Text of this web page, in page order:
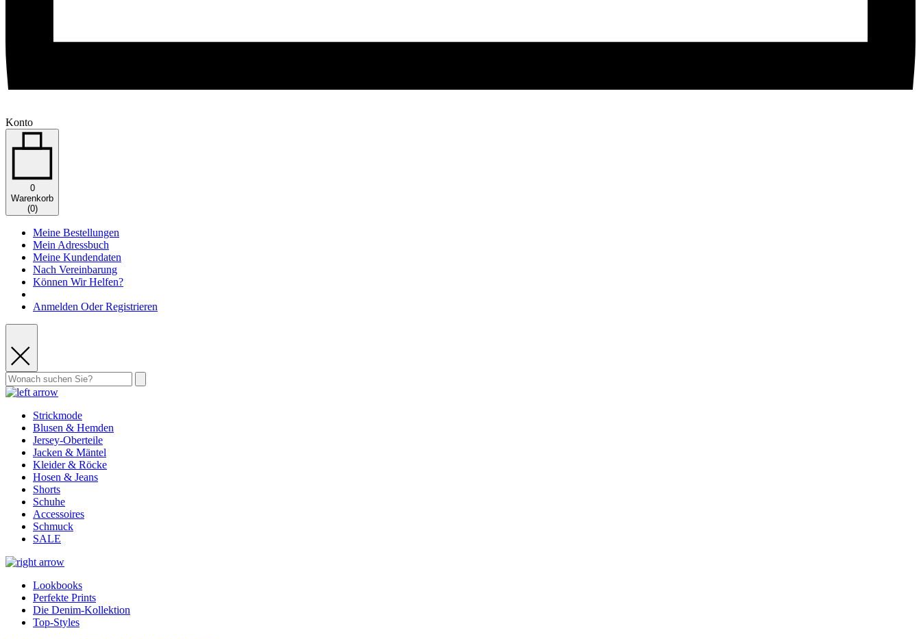
Konto
0
Warenkorb
(0)
Meine Bestellungen
Mein Adressbuch
Meine Kundendaten
Nach Vereinbarung
Können Wir Helfen?
Anmelden Oder Registrieren
Strickmode
Blusen & Hemden
Jersey-Oberteile
Jacken & Mäntel
Kleider & Röcke
Hosen & Jeans
Shorts
Schuhe
Accessoires
Schmuck
SALE
Lookbooks
Perfekte Prints
Die Denim-Kollektion
Top-Styles